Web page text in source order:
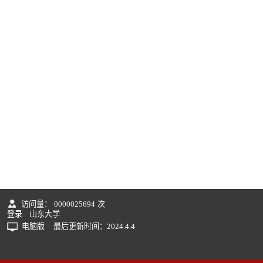
访问量： 0000025694 次
登录
山东大学
电脑版
最后更新时间： 2024.4.4